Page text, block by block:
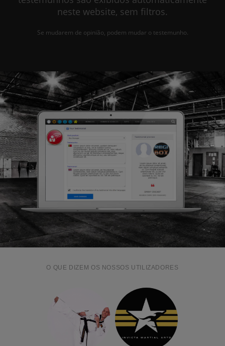
neste website, sem filtros.
Se mudarem de opinião, podem mudar o testemunho.
O QUE DIZEM OS NOSSOS UTILIZADORES